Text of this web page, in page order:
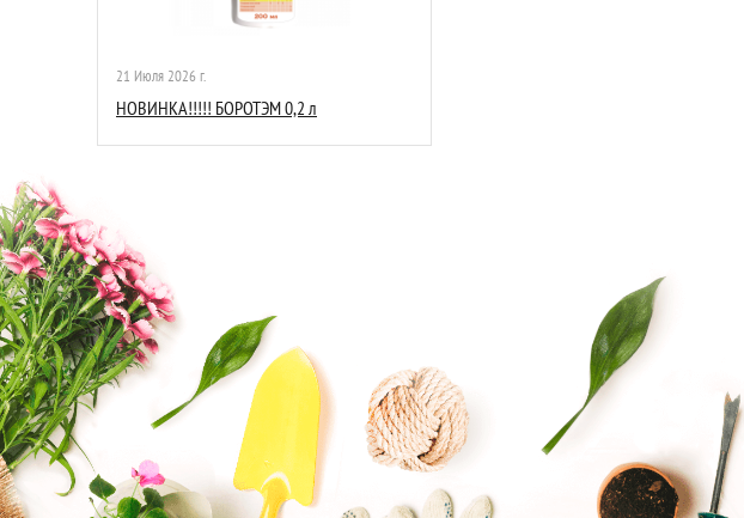
21 Июля 2026 г.
НОВИНКА!!!!! БОРОТЭМ 0,2 л